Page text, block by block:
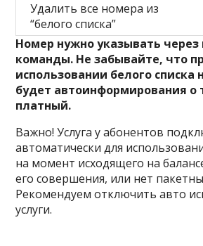
Удалить все номера из
“белого списка”
Номер нужно указывать через
команды. Не забывайте, что
использовании белого списка
будет автоинформирования о
платный.
Важно! Услуга у абонентов
автоматически для
на момент исходящего на
его совершения, или нет
Рекомендуем отключить авто
услуги.